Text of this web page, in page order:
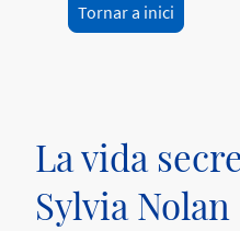
La vida
Sylvia Nolan
Tornar a inici